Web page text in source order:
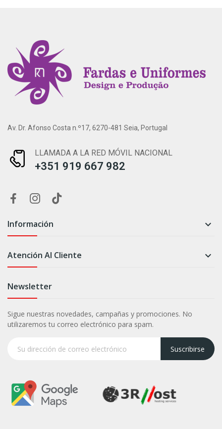
Av. Dr. Afonso Costa n.º17, 6270-481 Seia, Portugal
LLAMADA A LA RED MÓVIL NACIONAL
+351 919 667 982
Información 
Atención Al Cliente 
Newsletter
Sigue nuestras novedades, campañas y promociones. No
utilizaremos tu correo electrónico para spam.
Suscribirse